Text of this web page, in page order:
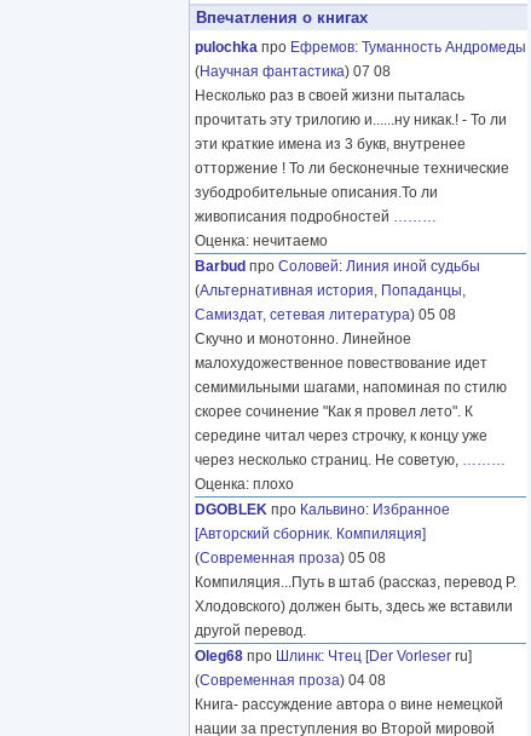
Впечатления о книгах
pulochka про Ефремов: Туманность Андромеды
(Научная фантастика) 07 08
Несколько раз в своей жизни пыталась
прочитать эту трилогию и......ну никак.! - То ли
эти краткие имена из 3 букв, внутренее
отторжение ! То ли бесконечные технические
зубодробительные описания.То ли
живописания подробностей ………
Оценка: нечитаемо
Barbud про Соловей: Линия иной судьбы
(Альтернативная история, Попаданцы,
Самиздат, сетевая литература) 05 08
Скучно и монотонно. Линейное
малохудожественное повествование идет
семимильными шагами, напоминая по стилю
скорее сочинение "Как я провел лето". К
середине читал через строчку, к концу уже
через несколько страниц. Не советую, ………
Оценка: плохо
DGOBLEK про Кальвино: Избранное
[Авторский сборник. Компиляция]
(Современная проза) 05 08
Компиляция...Путь в штаб (рассказ, перевод Р.
Хлодовского) должен быть, здесь же вставили
другой перевод.
Oleg68 про Шлинк: Чтец [Der Vorleser ru]
(Современная проза) 04 08
Книга- рассуждение автора о вине немецкой
нации за преступления во Второй мировой